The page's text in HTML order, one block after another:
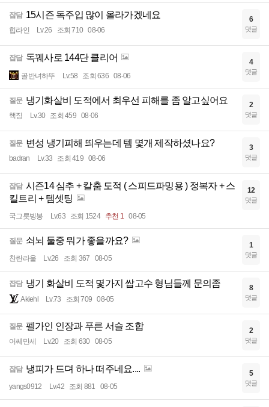
잡담 15시즌 독주입 많이 올라가겠네요
힙라인 Lv.26 조회 710 08-06
6
댓글
잡담 독꿰사로 144단 클리어
골반녀하뚜 Lv.58 조회 636 08-06
4
댓글
질문 냉기화살비 도적에서 최우선 피해를 좀 알고싶어요
핵징 Lv.30 조회 459 08-06
2
댓글
질문 변성 냉기피해 띄우는데 템 몇개 제작하셨나요?
badran Lv.33 조회 419 08-06
3
댓글
잡담 시즌14 심추 + 칼춤 도적 ( 스피드파밍용 ) 정복자 + 스
킬트리 + 템셋팅
국그릇빙봉 Lv.63 조회 1524 추천 1 08-05
12
댓글
질문 쇠뇌 둘중 뭐가 좋을까요?
찬란라울 Lv.26 조회 367 08-05
1
댓글
잡담 냉기 화살비 도적 몇가지 쌉고수 형님들께 문의좀
Akiehl Lv.73 조회 709 08-05
8
댓글
질문 펠가인 인장과 푸른 서슬 조합
어쎄만세 Lv.20 조회 630 08-05
2
댓글
잡담 냉피가 드뎌 하나 떠주네요....
yangs0912 Lv.42 조회 881 08-05
5
댓글